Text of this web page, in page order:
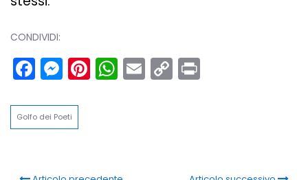
CONDIVIDI:
Facebook
Messenger
Pinterest
WhatsApp
Email
Copy
Link
Golfo dei Poeti